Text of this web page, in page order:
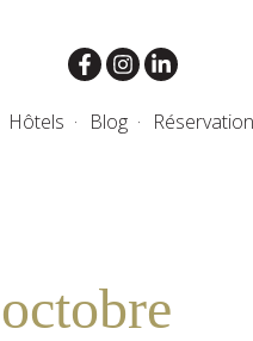
Hôtels Blog Réservation